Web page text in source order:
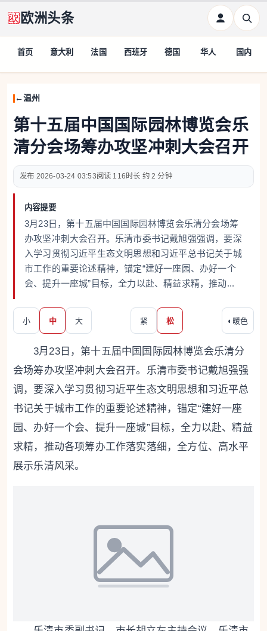
欧洲头条
首页 意大利 法国 西班牙 德国 华人 国内
温州
第十五届中国国际园林博览会乐
清分会场筹办攻坚冲刺大会召开
2026-03-24 03:53 116 约 2 分钟
内容提要
3月23日，第十五届中国国际园林博览会乐清分会场筹
办攻坚冲刺大会召开。乐清市委书记戴旭强强调，要深
入学习贯彻习近平生态文明思想和习近平总书记关于城
市工作的重要论述精神，锚定“建好一座园、办好一个
会、提升一座城”目标，全力以赴、精益求精，推动...
小 中 大 紧 松 ◐ 暖色
3月23日，第十五届中国国际园林博览会乐清分
会场筹办攻坚冲刺大会召开。乐清市委书记戴旭强强
调，要深入学习贯彻习近平生态文明思想和习近平总
书记关于城市工作的重要论述精神，锚定“建好一座
园、办好一个会、提升一座城”目标，全力以赴、精益
求精，推动各项筹办工作落实落细，全方位、高水平
展示乐清风采。